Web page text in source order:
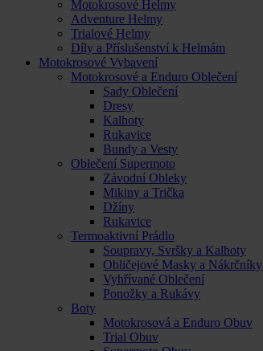
Motokrosové Helmy
Adventure Helmy
Trialové Helmy
Díly a Příslušenství k Helmám
Motokrosové Vybavení
Motokrosové a Enduro Oblečení
Sady Oblečení
Dresy
Kalhoty
Rukavice
Bundy a Vesty
Oblečení Supermoto
Závodní Obleky
Mikiny a Trička
Džíny
Rukavice
Termoaktivní Prádlo
Soupravy, Svršky a Kalhoty
Obličejové Masky a Nákrčníky
Vyhřívané Oblečení
Ponožky a Rukávy
Boty
Motokrosová a Enduro Obuv
Trial Obuv